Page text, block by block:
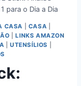
para o Dia a Dia
CASA CASA
|LINKS AMAZON
|UTENSÍLIOS